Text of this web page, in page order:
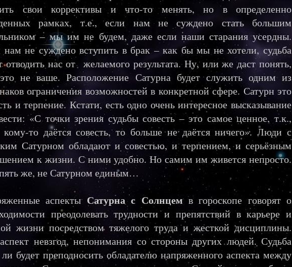
свои коррективы и что-то менять, но в определенно
рамках, т.е., если нам не суждено стать большим
– мы им не будем, даже если наши старания усердны.
нам не суждено вступить в брак – как бы мы не хотели, судьба
отводить нас от желаемого результата. Ну, или же даст понять,
не ваше. Расположение Сатурна будет служить одним из
ограничения возможностей в конкретной сфере. Сатурн это
и терпение. Кстати, есть одно очень интересное высказывание
«С точки зрения судьбы совесть – это самое ценное, т.к.,
кому-то даётся совесть, то больше не даётся ничего». Люди с
Сатурном обладают и совестью, и терпением, и серьёзным
к жизни. С ними удобно. Но самим им живется непросто.
же, не Сатурном единым…
аспекты Сатурна с Солнцемв гороскопе говорят о
преодолевать трудности и препятствий в карьере и
жизни посредством тяжелого труда и жесткой дисциплины.
невзгод, непонимания со стороны других людей. Судьба
будет преподносить обладателю напряженного аспекта между